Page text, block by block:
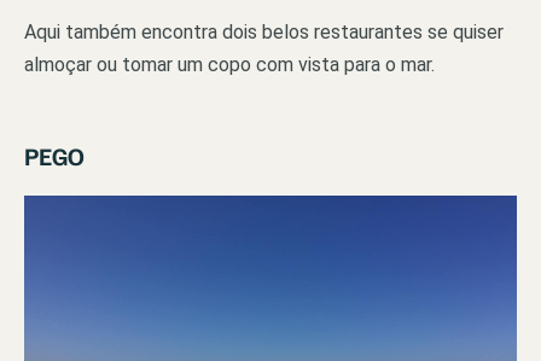
Aqui também encontra dois belos restaurantes se quiser
almoçar ou tomar um copo com vista para o mar.
PEGO